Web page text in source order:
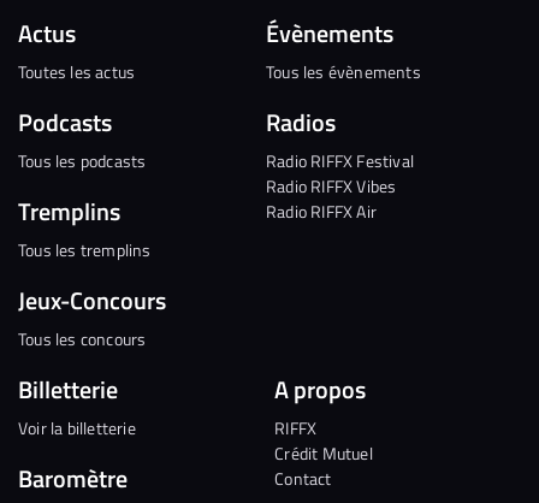
Actus
Toutes les actus
Podcasts
Tous les podcasts
Tremplins
Tous les tremplins
Jeux-Concours
Tous les concours
Évènements
Tous les évènements
Radios
Radio RIFFX Festival
Radio RIFFX Vibes
Radio RIFFX Air
Billetterie
Voir la billetterie
Baromètre
A propos
RIFFX
Crédit Mutuel
Contact